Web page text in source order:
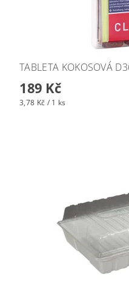
TABLETA KOKOSOVÁ
189 Kč
3,78 Kč / 1 ks